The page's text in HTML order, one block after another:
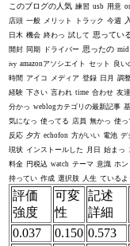
このブログの人気 練習 usb 用意
店頭 一般 メリット トラック 今週
日木 機会 終わっ 試して 思ってい
開封 同期 ドライバー 思ったの mid
ivy amazonアソシエイト セット 良い
時間 アイコ メディア 登録 日月 調
経験 下さい 言われ time 合わせ 友達
分かっ weblogカテゴリの最新記事
気になっ 使ってる 店員 無かっ 使っ
反応 夕方 echofon 方がいい 電池 デ
現状 インストールした 月日 始まっ
料金 円税込 watch テーマ 意識 ホン
持ってい 作成 選択肢 人生 ているよ
評価
強度
可変
性
記述
詳細
0.037
0.150 0.573